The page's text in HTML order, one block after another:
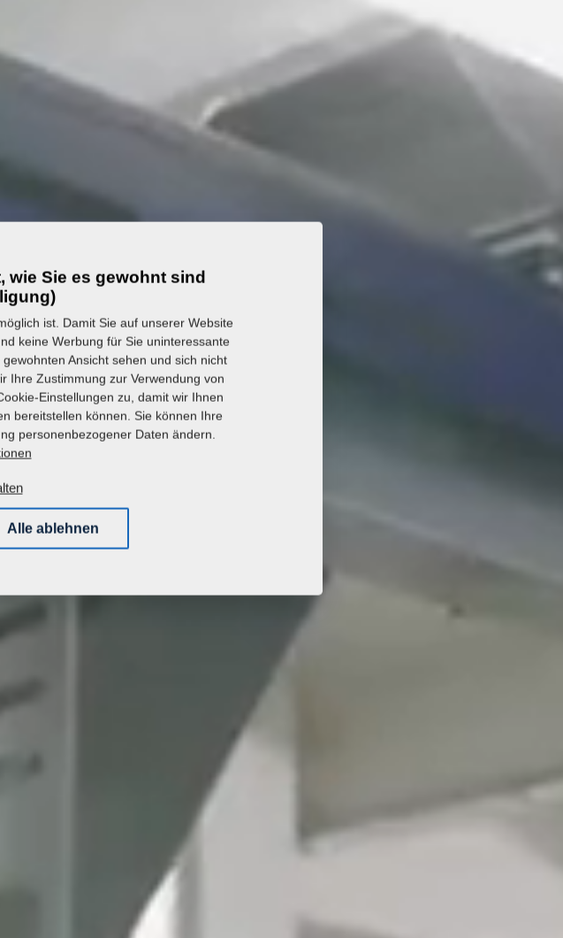
wie Sie es gewohnt sind
ist. Damit Sie auf unserer Website
keine Werbung für Sie uninteressante
Ansicht sehen und sich nicht
Ihre Zustimmung zur Verwendung von
Einstellungen zu, damit wir Ihnen
bereitstellen können. Sie können Ihre
personenbezogener Daten ändern.
Alle ablehnen